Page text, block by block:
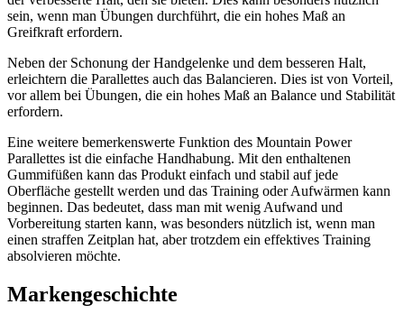
sein, wenn man Übungen durchführt, die ein hohes Maß an
Greifkraft erfordern.
Neben der Schonung der Handgelenke und dem besseren Halt,
erleichtern die Parallettes auch das Balancieren. Dies ist von Vorteil,
vor allem bei Übungen, die ein hohes Maß an Balance und Stabilität
erfordern.
Eine weitere bemerkenswerte Funktion des Mountain Power
Parallettes ist die einfache Handhabung. Mit den enthaltenen
Gummifüßen kann das Produkt einfach und stabil auf jede
Oberfläche gestellt werden und das Training oder Aufwärmen kann
beginnen. Das bedeutet, dass man mit wenig Aufwand und
Vorbereitung starten kann, was besonders nützlich ist, wenn man
einen straffen Zeitplan hat, aber trotzdem ein effektives Training
absolvieren möchte.
Markengeschichte